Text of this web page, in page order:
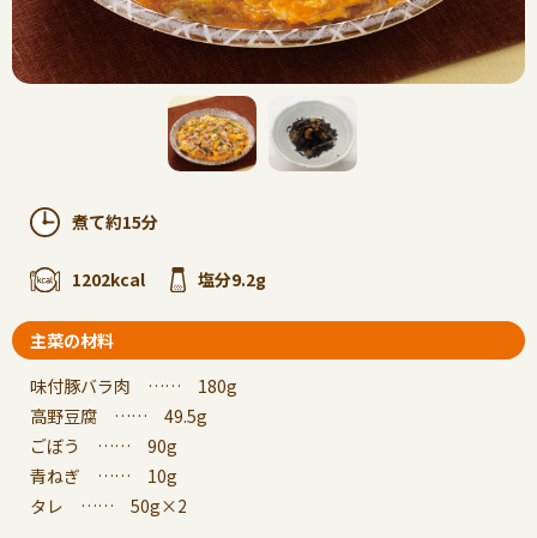
煮て約15分
1202kcal 塩分9.2g
主菜の材料
味付豚バラ肉 …… 180g
高野豆腐 …… 49.5g
ごぼう …… 90g
青ねぎ …… 10g
タレ …… 50g×2